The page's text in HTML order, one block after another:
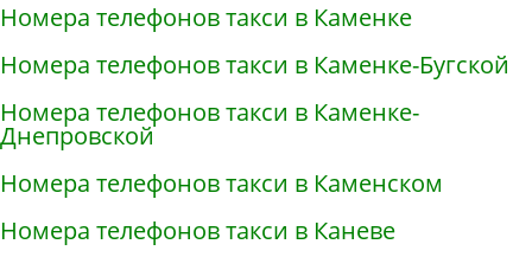
Номера телефонов такси в Каменке
Номера телефонов такси в Каменке-Бугской
Номера телефонов такси в Каменке-
Днепровской
Номера телефонов такси в Каменском
Номера телефонов такси в Каневе